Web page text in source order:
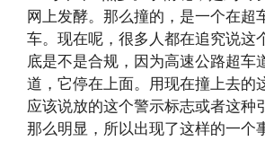
网上发酵。那么撞的，是一个在超
车。现在呢，很多人都在追究说这
底是不是合规，因为高速公路超车
道，它停在上面。用现在撞上去的
应该说放的这个警示标志或者这种
那么明显，所以出现了这样的一个